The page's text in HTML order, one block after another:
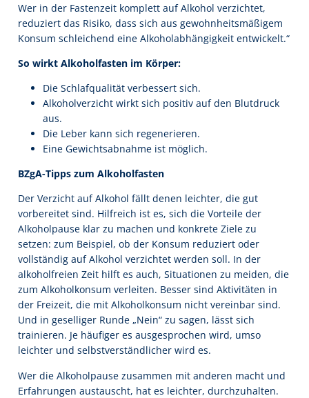
Wer in der Fastenzeit komplett auf Alkohol verzichtet,
reduziert das Risiko, dass sich aus gewohnheitsmäßigem
Konsum schleichend eine Alkoholabhängigkeit entwickelt.“
So wirkt Alkoholfasten im Körper:
Die Schlafqualität verbessert sich.
Alkoholverzicht wirkt sich positiv auf den Blutdruck
aus.
Die Leber kann sich regenerieren.
Eine Gewichtsabnahme ist möglich.
BZgA-Tipps zum Alkoholfasten
Der Verzicht auf Alkohol fällt denen leichter, die gut
vorbereitet sind. Hilfreich ist es, sich die Vorteile der
Alkoholpause klar zu machen und konkrete Ziele zu
setzen: zum Beispiel, ob der Konsum reduziert oder
vollständig auf Alkohol verzichtet werden soll. In der
alkoholfreien Zeit hilft es auch, Situationen zu meiden, die
zum Alkoholkonsum verleiten. Besser sind Aktivitäten in
der Freizeit, die mit Alkoholkonsum nicht vereinbar sind.
Und in geselliger Runde „Nein“ zu sagen, lässt sich
trainieren. Je häufiger es ausgesprochen wird, umso
leichter und selbstverständlicher wird es.
Wer die Alkoholpause zusammen mit anderen macht und
Erfahrungen austauscht, hat es leichter, durchzuhalten.